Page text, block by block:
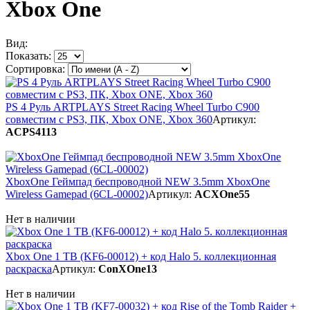
Xbox One
Вид:
Показать:
Сортировка:
PS 4 Руль ARTPLAYS Street Racing Wheel Turbo C900
совместим с PS3, ПК, Xbox ONE, Xbox 360Артикул:
ACPS4113
XboxOne Геймпад беспроводной NEW 3.5mm XboxOne
Wireless Gamepad (6CL-00002)Артикул: ACXOne55
Нет в наличии
Xbox One 1 TB (KF6-00012) + код Halo 5. коллекционная
раскраскаАртикул: ConXOne13
Нет в наличии